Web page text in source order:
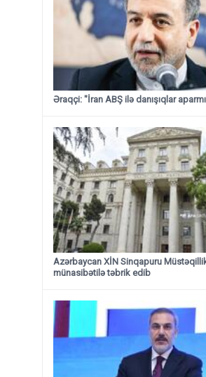
Əraqçi: "İran ABŞ ilə danışıqlar
Azərbaycan XİN Sinqapuru
münasibətilə təbrik edib